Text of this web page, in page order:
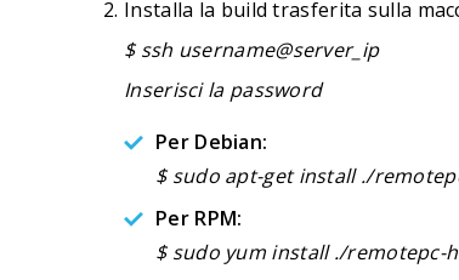
Installa la build trasferita sulla
$ ssh username@server_ip
Inserisci la password
Per Debian:
$ sudo apt-get install ./
Per RPM:
$ sudo yum install ./remotepc-